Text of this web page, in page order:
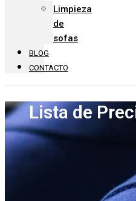
Limpieza
de
sofas
BLOG
CONTACTO
Lista de